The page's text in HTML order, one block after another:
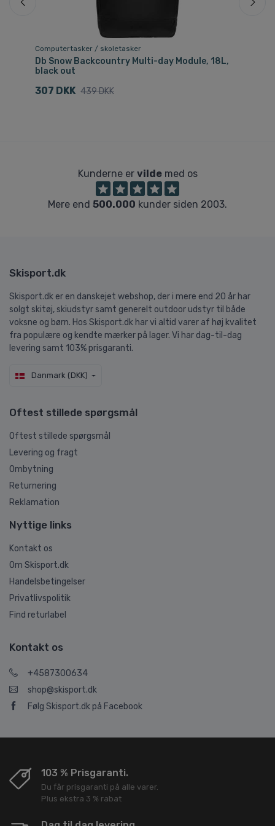
Computertasker / skoletasker
Db Snow Backcountry Multi-day Module, 18L,
black out
307 DKK 439 DKK
Kunderne er vildemed os
Mere end 500.000 kunder siden 2003.
Skisport.dk
Skisport.dk er en danskejet webshop, der i mere end 20 år har
solgt skitøj, skiudstyr samt generelt outdoor udstyr til både
voksne og børn. Hos Skisport.dk har vi altid varer af høj kvalitet
fra populære og kendte mærker på lager. Vi har dag-til-dag
levering samt 103% prisgaranti.
Danmark (DKK)
Oftest stillede spørgsmål
Oftest stillede spørgsmål
Levering og fragt
Ombytning
Returnering
Reklamation
Nyttige links
Kontakt os
Om Skisport.dk
Handelsbetingelser
Privatlivspolitik
Find returlabel
Kontakt os
+4587300634
shop@skisport.dk
Følg Skisport.dk på Facebook
103 % Prisgaranti.
Du får prisgaranti på alle varer.
Plus ekstra 3 % rabat